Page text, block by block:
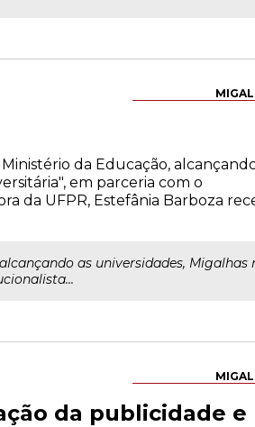
da Educação,
em parceria com o
da UFPR, Estefânia Barboza
as universidades, Migalhas
da publicidade e